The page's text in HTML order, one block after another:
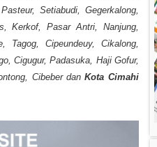
Setiabudi, Gegerkalong,
Kerkof, Pasar Antri, Nanjung,
Tagog, Cipeundeuy, Cikalong,
Cigugur, Padasuka, Haji Gofur,
Cibeber danKota Cimahi